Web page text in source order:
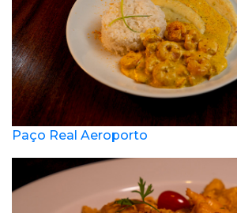
Paço Real Aeroporto